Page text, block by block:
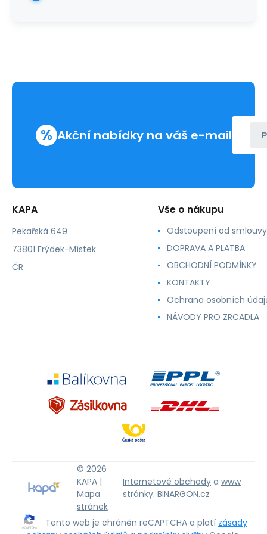
% Akční nabídky na váš e-mail
KAPA
Pekařská 649
73801 Frýdek-Místek
ČR
Vše o nákupu
Odstoupení od smlouvy
DOPRAVA A PLATBA
OBCHODNÍ PODMÍNKY
KONTAKTY
Ochrana osobních
NÁVODY PRO ZRCADLA
© 2026
KAPA |
Mapa
stránek
Internetové obchody a www
stránky: BINARGON.cz
Tento web je chráněn reCAPTCHA a platí zásady